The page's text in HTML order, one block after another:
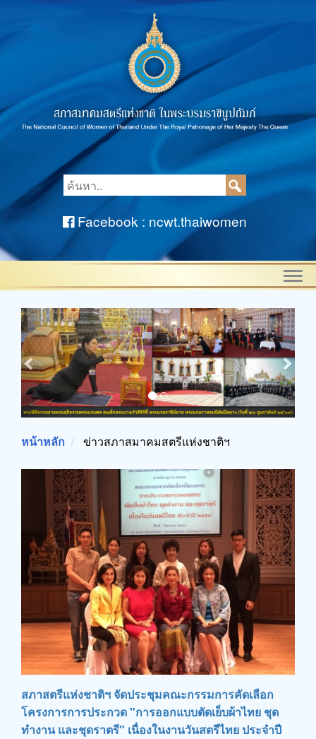
Facebook : ncwt.thaiwomen
Previous Next
หน้าหลัก ข่าวสภาสมาคมสตรีแห่งชาติฯ
สภาสตรีแห่งชาติฯ จัดประชุมคณะกรรมการคัดเลือก
โครงการการประกวด "การออกแบบตัดเย็บผ้าไทย ชุด
ทำงาน และชุดราตรี" เนื่องในงานวันสตรีไทย ประจำปี